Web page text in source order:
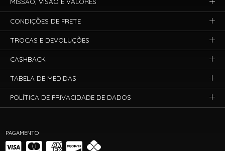
PAGAMENTO
MISSÃO, VISÃO E VALORES
CONDIÇÕES DE FRETE
TROCAS E DEVOLUÇÕES
CASHBACK
TABELA DE MEDIDAS
POLÍTICA DE PRIVACIDADE DE DADOS